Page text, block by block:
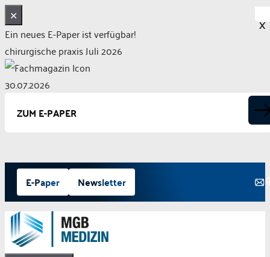
✕
Ein neues E-Paper ist verfügbar!
chirurgische praxis Juli 2026
30.07.2026
ZUM E-PAPER
Zum
Inhalt
springen
E-Paper Newsletter
X